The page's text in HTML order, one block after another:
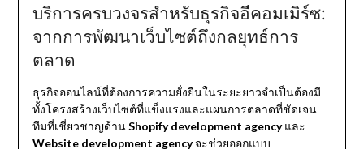
บริการครบวงจรสำหรับธุรกิจอีคอมเมิร์ซ:
จากการพัฒนาเว็บไซต์ถึงกลยุทธ์การ
ตลาด
ธุรกิจออนไลน์ที่ต้องการความยั่งยืนในระยะยาวจำเป็นต้องมี
ทั้งโครงสร้างเว็บไซต์ที่แข็งแรงและแผนการตลาดที่ชัดเจน
ทีมที่เชี่ยวชาญด้านShopify development agencyและ
Website development agencyจะช่วยออกแบบ